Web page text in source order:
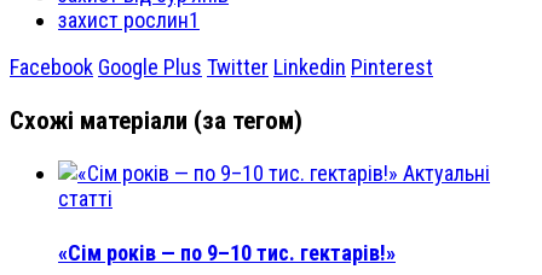
захист рослин1
Facebook Google Plus Twitter Linkedin Pinterest
Схожі матеріали (за тегом)
Актуальні
статті
«Сім років — по 9–10 тис. гектарів!»